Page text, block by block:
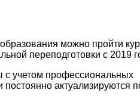
можно пройти
переподготовки с 2019
учетом профессиональных
постоянно актуализируются